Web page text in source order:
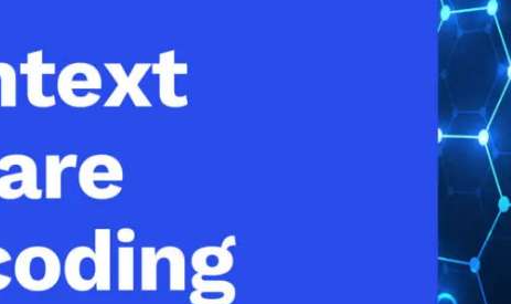
Privacidade e Segurança
Análise de Vídeo
Monetização de Vídeo
Marketing em Vídeo